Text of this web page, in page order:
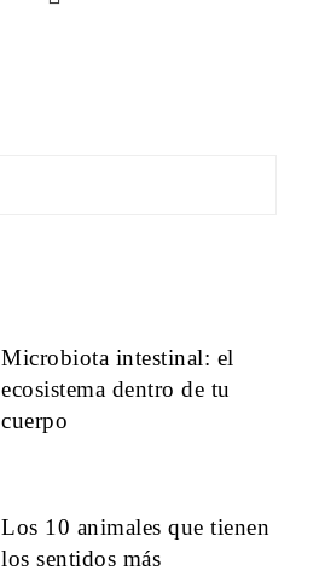
Microbiota intestinal: el
ecosistema dentro de tu
cuerpo
Los 10 animales que tienen
los sentidos más